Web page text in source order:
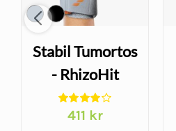
Stabil Tumortos
- RhizoHit
411 kr